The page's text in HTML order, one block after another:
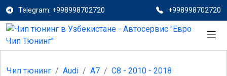
Telegram: +998998702720 +998998702720
Чип тюнинг Audi A7
C8 - 2010 - 2018